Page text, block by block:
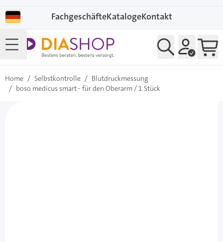
FachgeschäfteKatalogeKontakt
Home / Selbstkontrolle / Blutdruckmessung
/ boso medicus smart - für den Oberarm / 1 Stück